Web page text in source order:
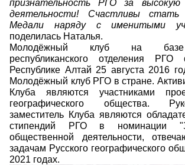
признательность РГО за
деятельности! Счастливы стать
Медали наряду с именитыми
поделилась Наталья.
Молодёжный клуб на базе
республиканского отделения РГО
Республике Алтай 25 августа 2016
Молодёжный клуб РГО в стране.
Клуба являются участниками
географического общества.
заместитель Клуба являются
стипендий РГО в номинации
общественной деятельности,
задачам Русского географического
2021 годах.